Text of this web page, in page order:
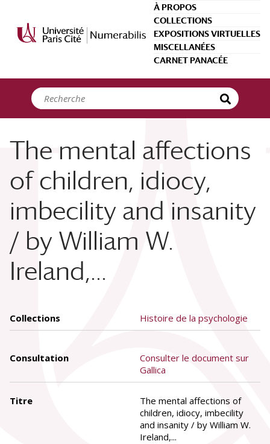
À PROPOS
COLLECTIONS
EXPOSITIONS VIRTUELLES
MISCELLANÉES
CARNET PANACÉE
The mental affections
of children, idiocy,
imbecility and insanity
/ by William W.
Ireland,...
Collections Histoire de la psychologie
Consultation
Consulter le document sur
Gallica
Titre
The mental affections of
children, idiocy, imbecility
and insanity / by William W.
Ireland,...